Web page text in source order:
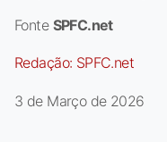
Fonte SPFC.net
Redação: SPFC.net
3 de Março de 2026